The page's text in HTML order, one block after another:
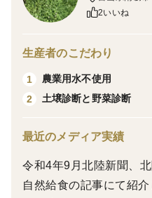
2いいね
生産者のこだわり
1
農業用水不使用
2
土壌診断と野菜診断
最近のメディア実績
令和4年9月北陸新聞、
自然給食の記事にて紹